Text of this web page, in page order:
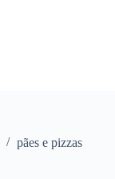
pães e pizzas